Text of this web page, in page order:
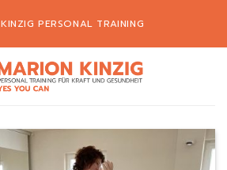
PERSONAL TRAINING